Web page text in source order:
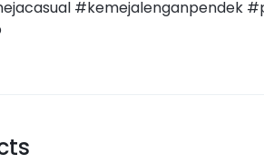
#kemejalenganpendek